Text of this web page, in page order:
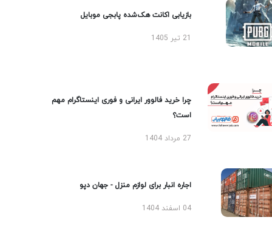
بازیابی اکانت هک‌شده پابجی موبایل
چرا خرید فالوور ایرانی و فوری اینستاگرام مهم
است؟
27 مرداد 1404
اجاره انبار برای لوازم منزل - جهان دپو
04 اسفند 1404